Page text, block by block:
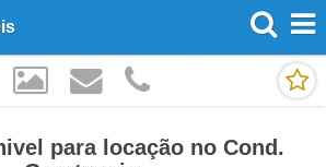
para locação no Cond.